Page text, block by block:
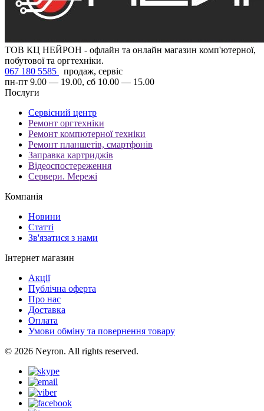
ТОВ КЦ НЕЙРОН - офлайн та онлайн магазин комп'ютерної,
побутової та оргтехніки.
067 180 5585
продаж, сервіс
пн-пт 9.00 — 19.00, сб 10.00 — 15.00
Послуги
Сервісний центр
Ремонт оргтехніки
Ремонт компютерної техніки
Ремонт планшетів, смартфонів
Заправка картриджів
Відеоспостереження
Сервери. Мережі
Компанія
Новини
Статті
Зв'язатися з нами
Інтернет магазин
Акції
Публічна оферта
Про нас
Доставка
Оплата
Умови обміну та повернення товару
© 2026 Neyron. All rights reserved.